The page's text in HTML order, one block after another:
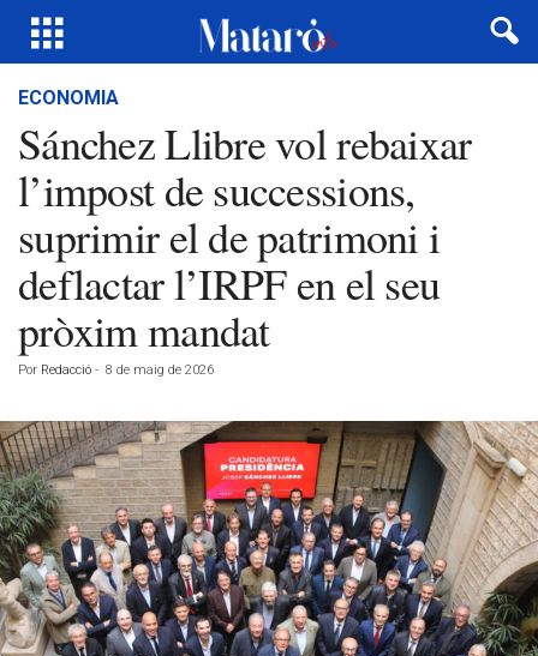
ECONOMIA
Sánchez Llibre vol rebaixar
l’impost de successions,
suprimir el de patrimoni i
deflactar l’IRPF en el seu
pròxim mandat
Por Redacció - 8 de maig de 2026